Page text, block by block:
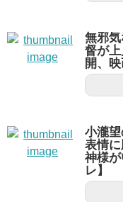
無邪
督が
開、
小瀧
表情に
神様
レ】